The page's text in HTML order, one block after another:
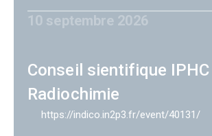
10 septembre 2026
Conseil sientifique IPHC
Radiochimie
https://indico.in2p3.fr/event/40131/